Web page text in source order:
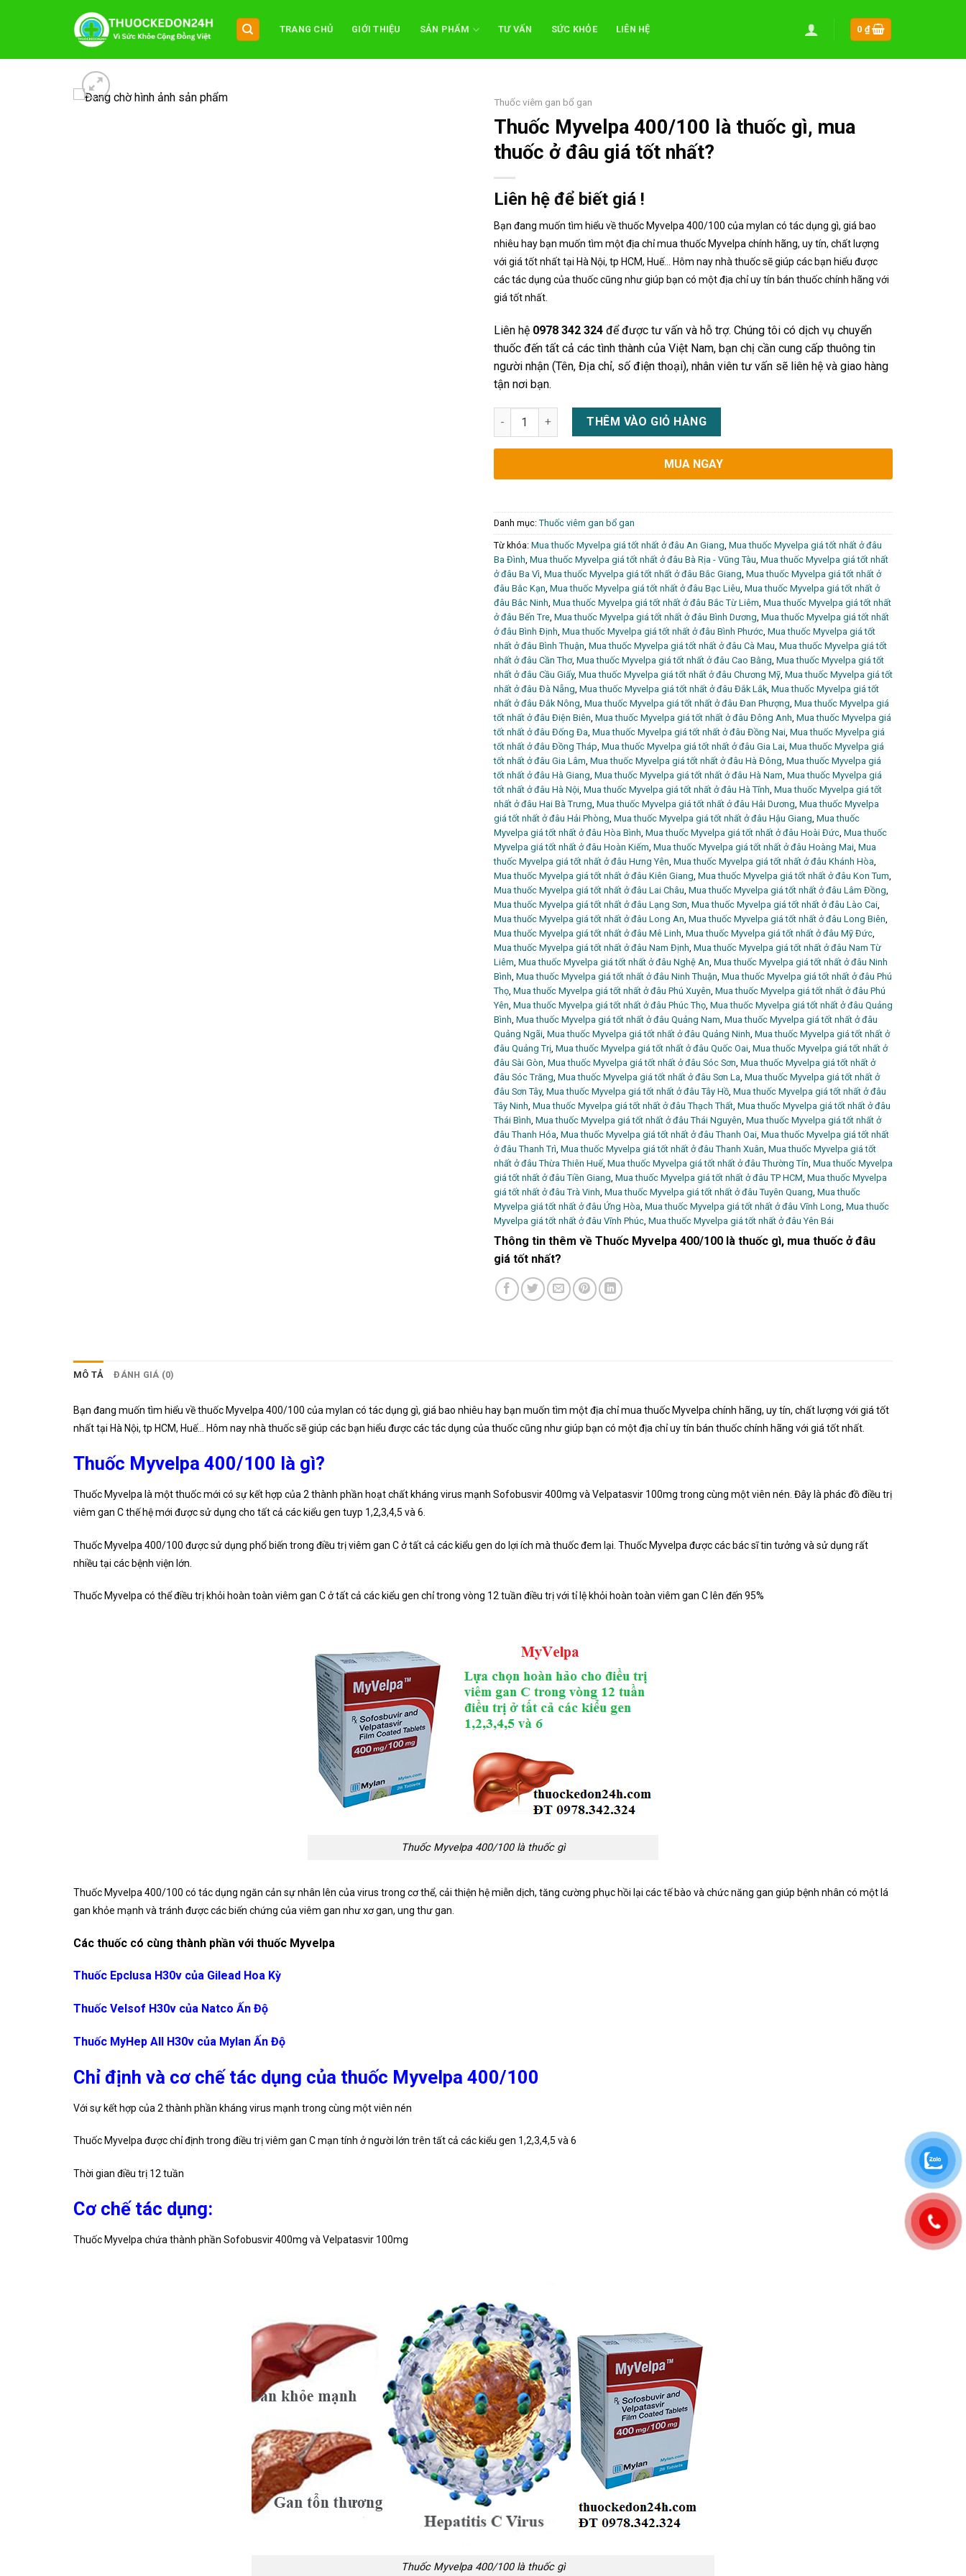
dung
TRANG CHỦ GIỚI THIỆU SẢN PHẨM TƯ VẤN SỨC KHỎE LIÊN HỆ 0 ₫
Thuốc viêm gan bổ gan
Thuốc Myvelpa 400/100 là thuốc gì, mua
thuốc ở đâu giá tốt nhất?
Liên hệ để biết giá !
Bạn đang muốn tìm hiểu về thuốc Myvelpa 400/100 của mylan có tác dụng gì, giá bao
nhiêu hay bạn muốn tìm một địa chỉ mua thuốc Myvelpa chính hãng, uy tín, chất lượng
với giá tốt nhất tại Hà Nội, tp HCM, Huế… Hôm nay nhà thuốc sẽ giúp các bạn hiểu được
các tác dụng của thuốc cũng như giúp bạn có một địa chỉ uy tín bán thuốc chính hãng với
giá tốt nhất.
Liên hệ 0978 342 324 để được tư vấn và hỗ trợ. Chúng tôi có dịch vụ chuyển
thuốc đến tất cả các tình thành của Việt Nam, bạn chị cần cung cấp thuông tin
người nhận (Tên, Địa chỉ, số điện thoại), nhân viên tư vấn sẽ liên hệ và giao hàng
tận nơi bạn.
Thuốc Myvelpa 400/100 là thuốc gì, mua thuốc ở đâu giá tốt nhất? số lượng
THÊM VÀO GIỎ HÀNG
MUA NGAY
Danh mục: Thuốc viêm gan bổ gan
Từ khóa: Mua thuốc Myvelpa giá tốt nhất ở đâu An Giang, Mua thuốc Myvelpa giá tốt nhất ở đâu
Ba Đình, Mua thuốc Myvelpa giá tốt nhất ở đâu Bà Rịa - Vũng Tàu, Mua thuốc Myvelpa giá tốt nhất
ở đâu Ba Vì, Mua thuốc Myvelpa giá tốt nhất ở đâu Bắc Giang, Mua thuốc Myvelpa giá tốt nhất ở
đâu Bắc Kạn, Mua thuốc Myvelpa giá tốt nhất ở đâu Bạc Liêu, Mua thuốc Myvelpa giá tốt nhất ở
đâu Bắc Ninh, Mua thuốc Myvelpa giá tốt nhất ở đâu Bắc Từ Liêm, Mua thuốc Myvelpa giá tốt nhất
ở đâu Bến Tre, Mua thuốc Myvelpa giá tốt nhất ở đâu Bình Dương, Mua thuốc Myvelpa giá tốt nhất
ở đâu Bình Định, Mua thuốc Myvelpa giá tốt nhất ở đâu Bình Phước, Mua thuốc Myvelpa giá tốt
nhất ở đâu Bình Thuận, Mua thuốc Myvelpa giá tốt nhất ở đâu Cà Mau, Mua thuốc Myvelpa giá tốt
nhất ở đâu Cần Thơ, Mua thuốc Myvelpa giá tốt nhất ở đâu Cao Bằng, Mua thuốc Myvelpa giá tốt
nhất ở đâu Cầu Giấy, Mua thuốc Myvelpa giá tốt nhất ở đâu Chương Mỹ, Mua thuốc Myvelpa giá tốt
nhất ở đâu Đà Nẵng, Mua thuốc Myvelpa giá tốt nhất ở đâu Đắk Lắk, Mua thuốc Myvelpa giá tốt
nhất ở đâu Đắk Nông, Mua thuốc Myvelpa giá tốt nhất ở đâu Đan Phượng, Mua thuốc Myvelpa giá
tốt nhất ở đâu Điện Biên, Mua thuốc Myvelpa giá tốt nhất ở đâu Đông Anh, Mua thuốc Myvelpa giá
tốt nhất ở đâu Đống Đa, Mua thuốc Myvelpa giá tốt nhất ở đâu Đồng Nai, Mua thuốc Myvelpa giá
tốt nhất ở đâu Đồng Tháp, Mua thuốc Myvelpa giá tốt nhất ở đâu Gia Lai, Mua thuốc Myvelpa giá
tốt nhất ở đâu Gia Lâm, Mua thuốc Myvelpa giá tốt nhất ở đâu Hà Đông, Mua thuốc Myvelpa giá
tốt nhất ở đâu Hà Giang, Mua thuốc Myvelpa giá tốt nhất ở đâu Hà Nam, Mua thuốc Myvelpa giá
tốt nhất ở đâu Hà Nội, Mua thuốc Myvelpa giá tốt nhất ở đâu Hà Tĩnh, Mua thuốc Myvelpa giá tốt
nhất ở đâu Hai Bà Trưng, Mua thuốc Myvelpa giá tốt nhất ở đâu Hải Dương, Mua thuốc Myvelpa
giá tốt nhất ở đâu Hải Phòng, Mua thuốc Myvelpa giá tốt nhất ở đâu Hậu Giang, Mua thuốc
Myvelpa giá tốt nhất ở đâu Hòa Bình, Mua thuốc Myvelpa giá tốt nhất ở đâu Hoài Đức, Mua thuốc
Myvelpa giá tốt nhất ở đâu Hoàn Kiếm, Mua thuốc Myvelpa giá tốt nhất ở đâu Hoàng Mai, Mua
thuốc Myvelpa giá tốt nhất ở đâu Hưng Yên, Mua thuốc Myvelpa giá tốt nhất ở đâu Khánh Hòa,
Mua thuốc Myvelpa giá tốt nhất ở đâu Kiên Giang, Mua thuốc Myvelpa giá tốt nhất ở đâu Kon Tum,
Mua thuốc Myvelpa giá tốt nhất ở đâu Lai Châu, Mua thuốc Myvelpa giá tốt nhất ở đâu Lâm Đồng,
Mua thuốc Myvelpa giá tốt nhất ở đâu Lạng Sơn, Mua thuốc Myvelpa giá tốt nhất ở đâu Lào Cai,
Mua thuốc Myvelpa giá tốt nhất ở đâu Long An, Mua thuốc Myvelpa giá tốt nhất ở đâu Long Biên,
Mua thuốc Myvelpa giá tốt nhất ở đâu Mê Linh, Mua thuốc Myvelpa giá tốt nhất ở đâu Mỹ Đức,
Mua thuốc Myvelpa giá tốt nhất ở đâu Nam Định, Mua thuốc Myvelpa giá tốt nhất ở đâu Nam Từ
Liêm, Mua thuốc Myvelpa giá tốt nhất ở đâu Nghệ An, Mua thuốc Myvelpa giá tốt nhất ở đâu Ninh
Bình, Mua thuốc Myvelpa giá tốt nhất ở đâu Ninh Thuận, Mua thuốc Myvelpa giá tốt nhất ở đâu Phú
Thọ, Mua thuốc Myvelpa giá tốt nhất ở đâu Phú Xuyên, Mua thuốc Myvelpa giá tốt nhất ở đâu Phú
Yên, Mua thuốc Myvelpa giá tốt nhất ở đâu Phúc Thọ, Mua thuốc Myvelpa giá tốt nhất ở đâu Quảng
Bình, Mua thuốc Myvelpa giá tốt nhất ở đâu Quảng Nam, Mua thuốc Myvelpa giá tốt nhất ở đâu
Quảng Ngãi, Mua thuốc Myvelpa giá tốt nhất ở đâu Quảng Ninh, Mua thuốc Myvelpa giá tốt nhất ở
đâu Quảng Trị, Mua thuốc Myvelpa giá tốt nhất ở đâu Quốc Oai, Mua thuốc Myvelpa giá tốt nhất ở
đâu Sài Gòn, Mua thuốc Myvelpa giá tốt nhất ở đâu Sóc Sơn, Mua thuốc Myvelpa giá tốt nhất ở
đâu Sóc Trăng, Mua thuốc Myvelpa giá tốt nhất ở đâu Sơn La, Mua thuốc Myvelpa giá tốt nhất ở
đâu Sơn Tây, Mua thuốc Myvelpa giá tốt nhất ở đâu Tây Hồ, Mua thuốc Myvelpa giá tốt nhất ở đâu
Tây Ninh, Mua thuốc Myvelpa giá tốt nhất ở đâu Thạch Thất, Mua thuốc Myvelpa giá tốt nhất ở đâu
Thái Bình, Mua thuốc Myvelpa giá tốt nhất ở đâu Thái Nguyên, Mua thuốc Myvelpa giá tốt nhất ở
đâu Thanh Hóa, Mua thuốc Myvelpa giá tốt nhất ở đâu Thanh Oai, Mua thuốc Myvelpa giá tốt nhất
ở đâu Thanh Trì, Mua thuốc Myvelpa giá tốt nhất ở đâu Thanh Xuân, Mua thuốc Myvelpa giá tốt
nhất ở đâu Thừa Thiên Huế, Mua thuốc Myvelpa giá tốt nhất ở đâu Thường Tín, Mua thuốc Myvelpa
giá tốt nhất ở đâu Tiền Giang, Mua thuốc Myvelpa giá tốt nhất ở đâu TP HCM, Mua thuốc Myvelpa
giá tốt nhất ở đâu Trà Vinh, Mua thuốc Myvelpa giá tốt nhất ở đâu Tuyên Quang, Mua thuốc
Myvelpa giá tốt nhất ở đâu Ứng Hòa, Mua thuốc Myvelpa giá tốt nhất ở đâu Vĩnh Long, Mua thuốc
Myvelpa giá tốt nhất ở đâu Vĩnh Phúc, Mua thuốc Myvelpa giá tốt nhất ở đâu Yên Bái
Thông tin thêm về Thuốc Myvelpa 400/100 là thuốc gì, mua thuốc ở đâu
giá tốt nhất?
MÔ TẢ ĐÁNH GIÁ (0)
Bạn đang muốn tìm hiểu về thuốc Myvelpa 400/100 của mylan có tác dụng gì, giá bao nhiêu hay bạn muốn tìm một địa chỉ mua thuốc Myvelpa chính hãng, uy tín, chất lượng với giá tốt
nhất tại Hà Nội, tp HCM, Huế… Hôm nay nhà thuốc sẽ giúp các bạn hiểu được các tác dụng của thuốc cũng như giúp bạn có một địa chỉ uy tín bán thuốc chính hãng với giá tốt nhất.
Thuốc Myvelpa 400/100 là gì?
Thuốc Myvelpa là một thuốc mới có sự kết hợp của 2 thành phần hoạt chất kháng virus mạnh Sofobusvir 400mg và Velpatasvir 100mg trong cùng một viên nén. Đây là phác đồ điều trị
viêm gan C thế hệ mới được sử dụng cho tất cả các kiểu gen tuyp 1,2,3,4,5 và 6.
Thuốc Myvelpa 400/100 được sử dụng phổ biến trong điều trị viêm gan C ở tất cả các kiểu gen do lợi ích mà thuốc đem lại. Thuốc Myvelpa được các bác sĩ tin tưởng và sử dụng rất
nhiều tại các bệnh viện lớn.
Thuốc Myvelpa có thể điều trị khỏi hoàn toàn viêm gan C ở tất cả các kiểu gen chỉ trong vòng 12 tuần điều trị với tỉ lệ khỏi hoàn toàn viêm gan C lên đến 95%
Thuốc Myvelpa 400/100 là thuốc gì
Thuốc Myvelpa 400/100 có tác dụng ngăn cản sự nhân lên của virus trong cơ thể, cải thiện hệ miễn dịch, tăng cường phục hồi lại các tế bào và chức năng gan giúp bệnh nhân có một lá
gan khỏe mạnh và tránh được các biến chứng của viêm gan như xơ gan, ung thư gan.
Các thuốc có cùng thành phần với thuốc Myvelpa
Thuốc Epclusa H30v của Gilead Hoa Kỳ
Thuốc Velsof H30v của Natco Ấn Độ
Thuốc MyHep All H30v của Mylan Ấn Độ
Chỉ định và cơ chế tác dụng của thuốc Myvelpa 400/100
Với sự kết hợp của 2 thành phần kháng virus mạnh trong cùng một viên nén
Thuốc Myvelpa được chỉ định trong điều trị viêm gan C mạn tính ở người lớn trên tất cả các kiểu gen 1,2,3,4,5 và 6
Thời gian điều trị 12 tuần
Cơ chế tác dụng:
Thuốc Myvelpa chứa thành phần Sofobusvir 400mg và Velpatasvir 100mg
Thuốc Myvelpa 400/100 là thuốc gì